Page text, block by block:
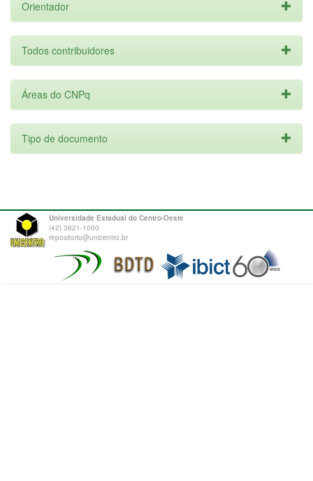
Orientador
Todos contribuidores
Áreas do CNPq
Tipo de documento
Universidade Estadual do Centro-Oeste
(42) 3621-1000
repositorio@unicentro.br